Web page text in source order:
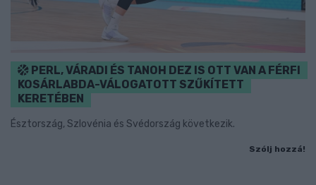
PERL, VÁRADI ÉS TANOH DEZ IS OTT VAN A FÉRFI
KOSÁRLABDA-VÁLOGATOTT SZŰKÍTETT
KERETÉBEN
Észtország, Szlovénia és Svédország következik.
Szólj hozzá!